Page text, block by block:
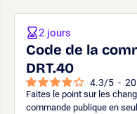
Code de la
DRT.40
4.3/5 - 20
Faites le point sur les
commande publique en
2 jours